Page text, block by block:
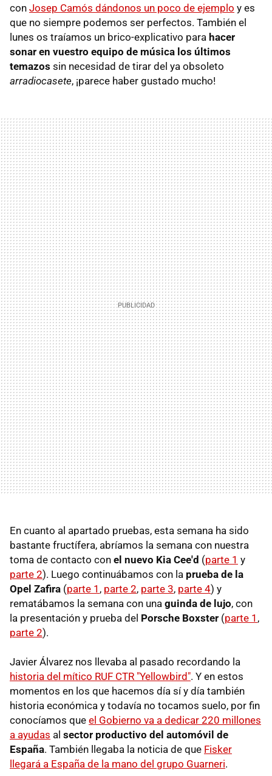
con Josep Camós dándonos un poco de ejemplo y es
que no siempre podemos ser perfectos. También el
lunes os traíamos un brico-explicativo para hacer
sonar en vuestro equipo de música los últimos
temazos sin necesidad de tirar del ya obsoleto
arradiocasete, ¡parece haber gustado mucho!
En cuanto al apartado pruebas, esta semana ha sido
bastante fructífera, abríamos la semana con nuestra
toma de contacto con el nuevo Kia Cee'd (parte 1 y
parte 2). Luego continuábamos con la prueba de la
Opel Zafira (parte 1 , parte 2, parte 3, parte 4) y
rematábamos la semana con una guinda de lujo, con
la presentación y prueba del Porsche Boxster (parte 1 ,
parte 2).
Javier Álvarez nos llevaba al pasado recordando la
historia del mítico RUF CTR "Yellowbird". Y en estos
momentos en los que hacemos día sí y día también
historia económica y todavía no tocamos suelo, por fin
conocíamos que el Gobierno va a dedicar 220 millones
a ayudas al sector productivo del automóvil de
España. También llegaba la noticia de que Fisker
llegará a España de la mano del grupo Guarneri.